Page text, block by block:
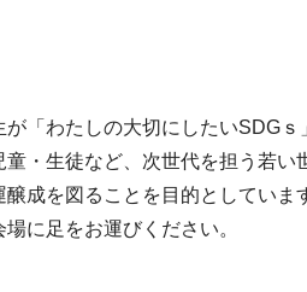
「わたしの大切にしたいSDG
童・生徒など、次世代を担う若
成を図ることを目的としていま
に足をお運びください。